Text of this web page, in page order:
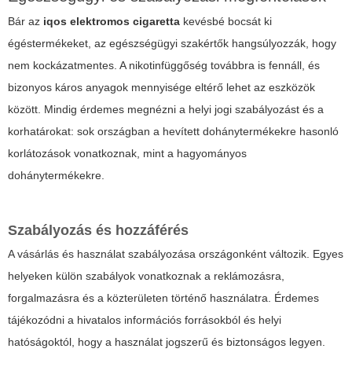
Bár az iqos elektromos cigaretta kevésbé bocsát ki
égéstermékeket, az egészségügyi szakértők hangsúlyozzák, hogy
nem kockázatmentes. A nikotinfüggőség továbbra is fennáll, és
bizonyos káros anyagok mennyisége eltérő lehet az eszközök
között. Mindig érdemes megnézni a helyi jogi szabályozást és a
korhatárokat: sok országban a hevített dohánytermékekre hasonló
korlátozások vonatkoznak, mint a hagyományos
dohánytermékekre.
Szabályozás és hozzáférés
A vásárlás és használat szabályozása országonként változik. Egyes
helyeken külön szabályok vonatkoznak a reklámozásra,
forgalmazásra és a közterületen történő használatra. Érdemes
tájékozódni a hivatalos információs forrásokból és helyi
hatóságoktól, hogy a használat jogszerű és biztonságos legyen.